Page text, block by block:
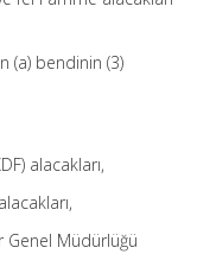
(a) bendinin (3)
alacakları,
Genel Müdürlüğü